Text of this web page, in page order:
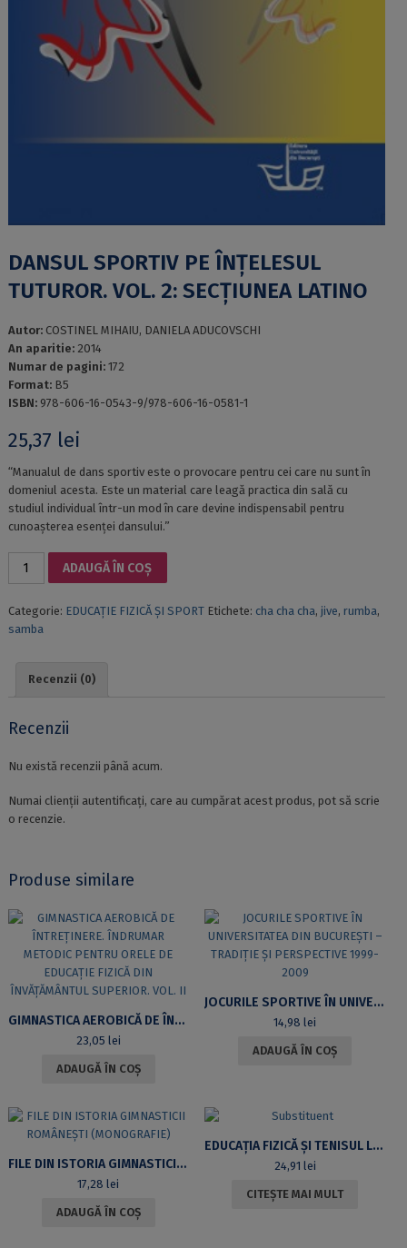
DANSUL SPORTIV PE ÎNŢELESUL
TUTUROR. VOL. 2: SECŢIUNEA LATINO
Autor: COSTINEL MIHAIU, DANIELA ADUCOVSCHI
An aparitie: 2014
Numar de pagini: 172
Format: B5
ISBN: 978-606-16-0543-9/978-606-16-0581-1
25,37 lei
“Manualul de dans sportiv este o provocare pentru cei care nu sunt în
domeniul acesta. Este un material care leagă practica din sală cu
studiul individual într-un mod în care devine indispensabil pentru
cunoaşterea esenţei dansului.”
Cantitate
PE
ÎNŢELESUL
LATINO
ADAUGĂ ÎN COȘ
Categorie: EDUCAȚIE FIZICĂ ȘI SPORT Etichete: cha cha cha, jive, rumba,
samba
Recenzii (0)
Recenzii
Nu există recenzii până acum.
Numai clienții autentificați, care au cumpărat acest produs, pot să scrie
o recenzie.
Produse similare
GIMNASTICA AEROBICĂ DE ÎNTREȚINERE. ÎNDRUMAR METODIC PENTRU ORELE DE EDUCAȚIE FIZICĂ DIN ÎNVĂȚĂMÂNTUL SUPERIOR. VOL. II
23,05 lei
ADAUGĂ ÎN COȘ
JOCURILE SPORTIVE ÎN UNIVERSITATEA DIN BUCUREȘTI – TRADIȚIE ȘI PERSPECTIVE 1999-2009
14,98lei
ADAUGĂ ÎN COȘ
FILE DIN ISTORIA GIMNASTICII ROMÂNEȘTI (MONOGRAFIE)
17,28lei
ADAUGĂ ÎN COȘ
EDUCAȚIA FIZICĂ ȘI TENISUL LA STUDENȚI
24,91 lei
CITEȘTE MAI MULT